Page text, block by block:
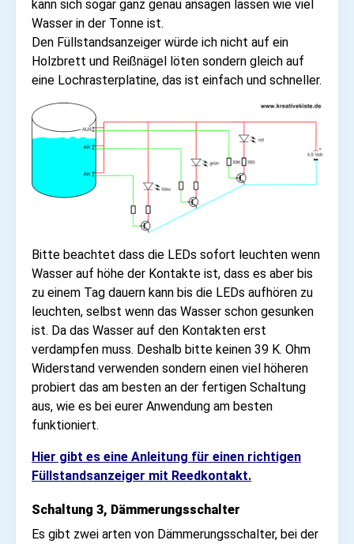
kann sich sogar ganz genau ansagen lassen wie viel
Wasser in der Tonne ist.
Den Füllstandsanzeiger würde ich nicht auf ein
Holzbrett und Reißnägel löten sondern gleich auf
eine Lochrasterplatine, das ist einfach und schneller.
Bitte beachtet dass die LEDs sofort leuchten wenn
Wasser auf höhe der Kontakte ist, dass es aber bis
zu einem Tag dauern kann bis die LEDs aufhören zu
leuchten, selbst wenn das Wasser schon gesunken
ist. Da das Wasser auf den Kontakten erst
verdampfen muss. Deshalb bitte keinen 39 K. Ohm
Widerstand verwenden sondern einen viel höheren
probiert das am besten an der fertigen Schaltung
aus, wie es bei eurer Anwendung am besten
funktioniert.
Hier gibt es eine Anleitung für einen richtigen
Füllstandsanzeiger mit Reedkontakt.
Schaltung 3, Dämmerungsschalter
Es gibt zwei arten von Dämmerungsschalter, bei der